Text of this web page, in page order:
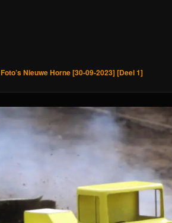
Foto’s Nieuwe Horne [30-09-2023] [Deel 1]